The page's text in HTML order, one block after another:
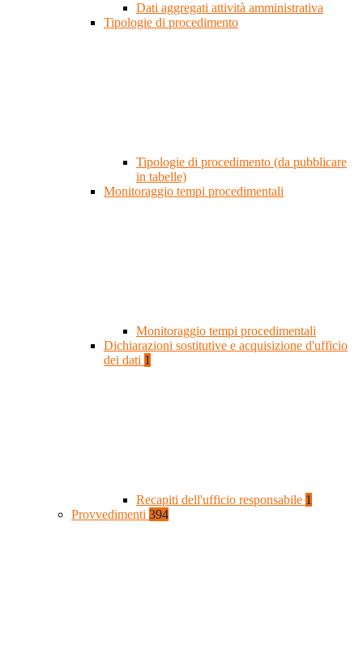
Dati aggregati attività amministrativa
Tipologie di procedimento
Tipologie di procedimento (da pubblicare
in tabelle)
Monitoraggio tempi procedimentali
Monitoraggio tempi procedimentali
Dichiarazioni sostitutive e acquisizione d'ufficio
dei dati 1
Recapiti dell'ufficio responsabile 1
Provvedimenti 394